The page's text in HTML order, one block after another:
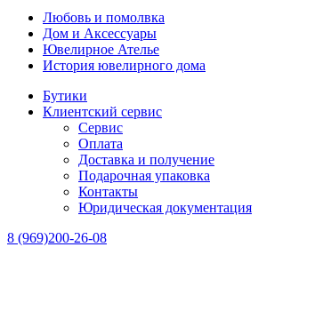
Любовь и помолвка
Дом и Аксессуары
Ювелирное Ателье
История ювелирного дома
Бутики
Клиентский сервис
Сервис
Оплата
Доставка и получение
Подарочная упаковка
Контакты
Юридическая документация
8 (969)200-26-08